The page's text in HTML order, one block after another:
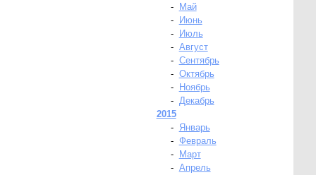
-
Май
-
Июнь
-
Июль
- Август
- Сентябрь
- Октябрь
-
Ноябрь
- Декабрь
2015
-
Январь
- Февраль
-
Март
- Апрель